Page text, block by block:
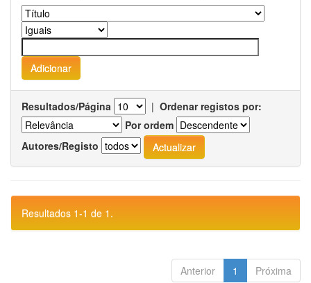
Resultados/Página | Ordenar registos por:
Por ordem
Autores/Registo
Resultados 1-1 de 1.
Anterior 1 Próxima